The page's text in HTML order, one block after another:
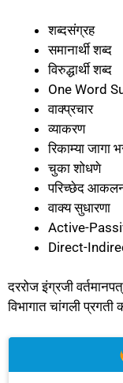
शब्दसंग्रह
समानार्थी शब्द
विरुद्धार्थी शब्द
One Word
वाक्प्रचार
व्याकरण
रिकाम्या जागा
चुका शोधणे
परिच्छेद
वाक्य सुधारणा
Active-
Direct-
दररोज इंग्रजी
विभागात चांगली प्रगती